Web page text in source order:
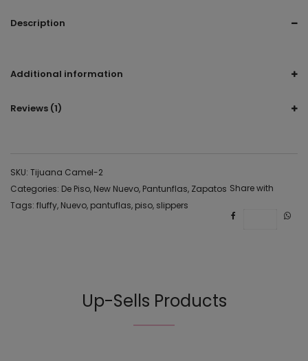
Description
Additional information
Reviews (1)
SKU: Tijuana Camel-2
Categories: De Piso, New Nuevo, Pantunflas, Zapatos
Tags: fluffy, Nuevo, pantuflas, piso, slippers
Share with
Up-Sells Products